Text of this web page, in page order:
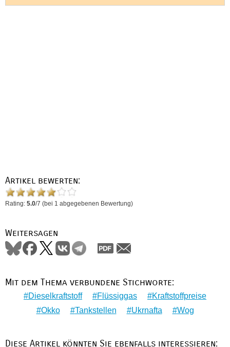
Artikel bewerten:
Rating: 5.0/7 (bei 1 abgegebenen Bewertung)
Weitersagen
Mit dem Thema verbundene Stichworte:
Dieselkraftstoff Flüssiggas
Kraftstoffpreise
Okko
Tankstellen Ukrnafta Wog
Diese Artikel könnten Sie ebenfalls interessieren: